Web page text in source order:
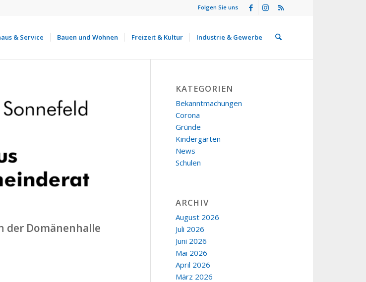
Folgen Sie uns
& Service Bauen und Wohnen Freizeit & Kultur Industrie & Gewerbe
der Domänenhalle
KATEGORIEN
Bekanntmachungen
Corona
Gründe
Kindergärten
News
Schulen
ARCHIV
August 2026
Juli 2026
Juni 2026
Mai 2026
April 2026
März 2026